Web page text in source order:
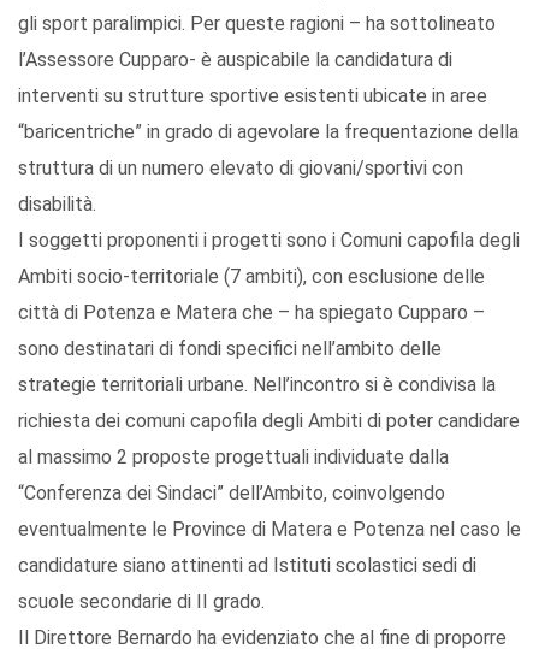
gli sport paralimpici. Per queste ragioni – ha sottolineato
l’Assessore Cupparo- è auspicabile la candidatura di
interventi su strutture sportive esistenti ubicate in aree
“baricentriche” in grado di agevolare la frequentazione della
struttura di un numero elevato di giovani/sportivi con
disabilità.
I soggetti proponenti i progetti sono i Comuni capofila degli
Ambiti socio-territoriale (7 ambiti), con esclusione delle
città di Potenza e Matera che – ha spiegato Cupparo –
sono destinatari di fondi specifici nell’ambito delle
strategie territoriali urbane. Nell’incontro si è condivisa la
richiesta dei comuni capofila degli Ambiti di poter candidare
al massimo 2 proposte progettuali individuate dalla
“Conferenza dei Sindaci” dell’Ambito, coinvolgendo
eventualmente le Province di Matera e Potenza nel caso le
candidature siano attinenti ad Istituti scolastici sedi di
scuole secondarie di II grado.
Il Direttore Bernardo ha evidenziato che al fine di proporre